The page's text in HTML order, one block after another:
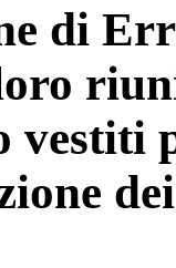
di
vestiti